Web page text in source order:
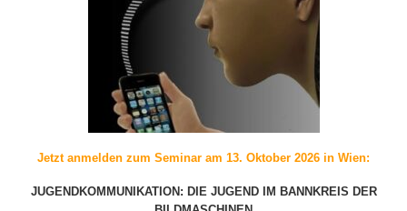
Jetzt anmelden zum Seminar am 13. Oktober 2026 in Wien:
JUGENDKOMMUNIKATION: DIE JUGEND IM BANNKREIS DER